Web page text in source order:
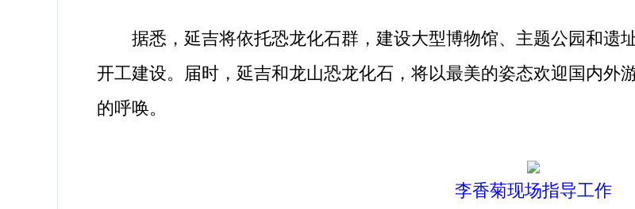
据悉，延吉将依托恐龙化石群，建设大型博物馆、主题公园和遗
开工建设。届时，延吉和龙山恐龙化石，将以最美的姿态欢迎国内外
的呼唤。
李香菊现场指导工作